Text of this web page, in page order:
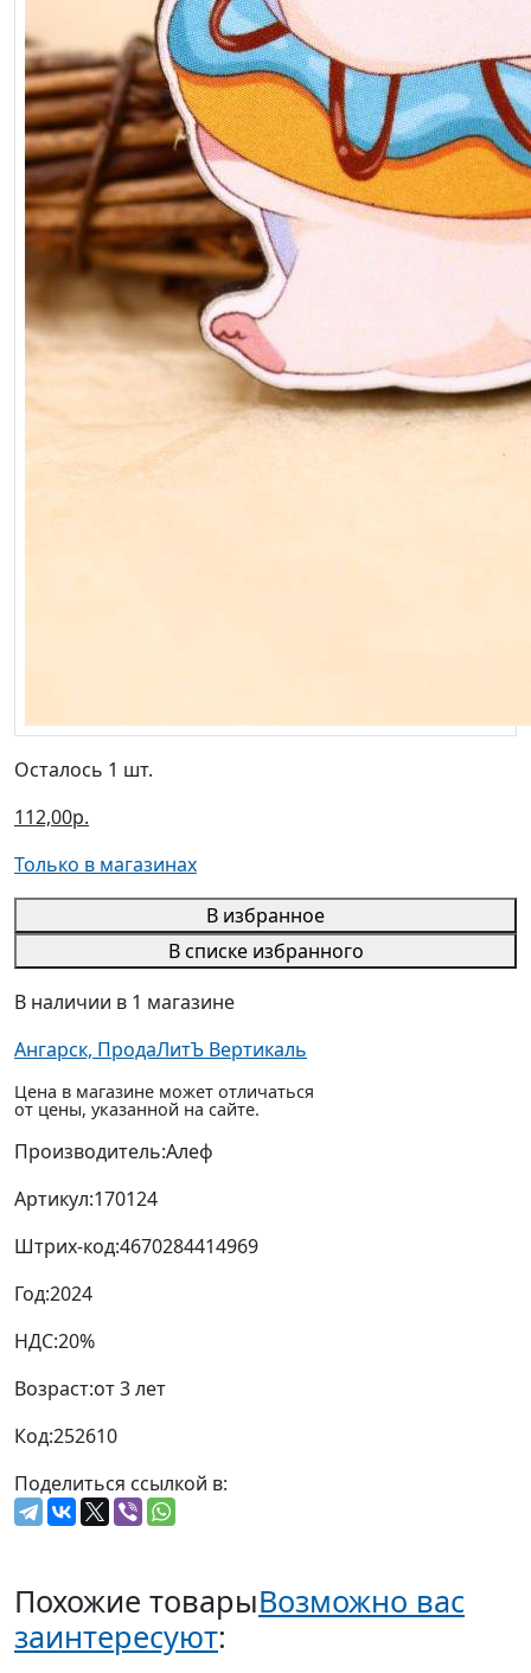
Осталось 1 шт.
112,00р.
Только в магазинах
В избранное
В списке избранного
В наличии в 1 магазине
Ангарск, ПродаЛитЪ Вертикаль
Цена в магазине может отличаться
от цены, указанной на сайте.
Производитель:Алеф
Артикул:170124
Штрих-код:4670284414969
Год:2024
НДС:20%
Возраст:от 3 лет
Код:252610
Поделиться ссылкой в:
Похожие товарыВозможно вас
заинтересуют: